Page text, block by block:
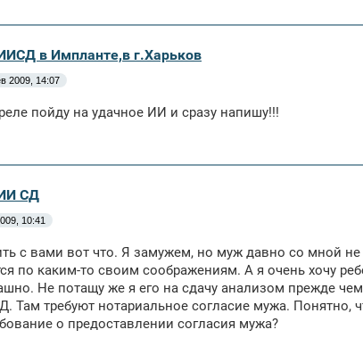
в Импланте,в г.Харьков
2009, 14:07
пойду на удачное ИИ и сразу напишу!!!
СД
10:41
с вами вот что. Я замужем, но муж давно со мной не
по каким-то своим соображениям. А я очень хочу
Не потащу же я его на сдачу анализом прежде
Там требуют нотариальное согласие мужа. Понятно,
о предоставлении согласия мужа?